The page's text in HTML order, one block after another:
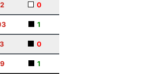
0
1
0
1